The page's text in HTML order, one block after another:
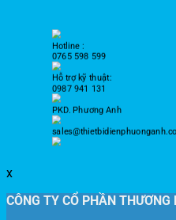
Hotline :
0765 598 599
Hỗ trợ kỹ thuật:
0987 941 131
PKD. Phương Anh
x
CÔNG TY CỔ PHẦN